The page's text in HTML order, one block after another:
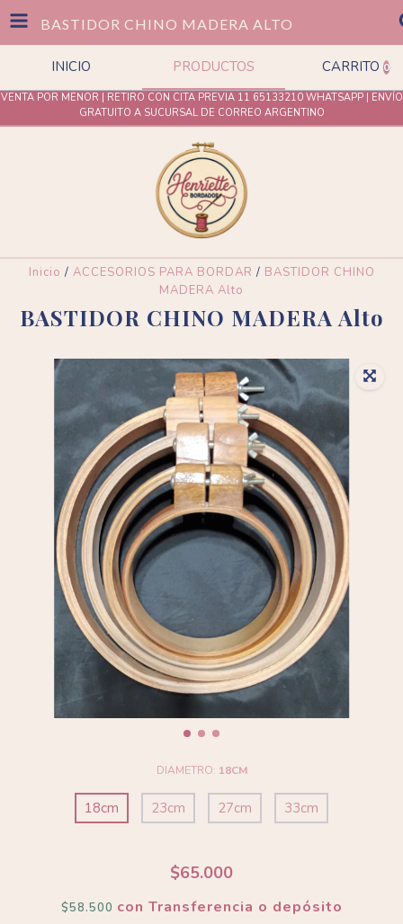
BASTIDOR CHINO MADERA ALTO
INICIO PRODUCTOS CARRITO 0
VENTA POR MENOR | RETIRO CON CITA PREVIA 11 65133210 WHATSAPP | ENVÍO
GRATUITO A SUCURSAL DE CORREO ARGENTINO
Inicio / ACCESORIOS PARA BORDAR / BASTIDOR CHINO
MADERA Alto
BASTIDOR CHINO MADERA Alto
DIAMETRO: 18CM
18cm 23cm 27cm 33cm
$65.000
$58.500 con Transferencia o depósito